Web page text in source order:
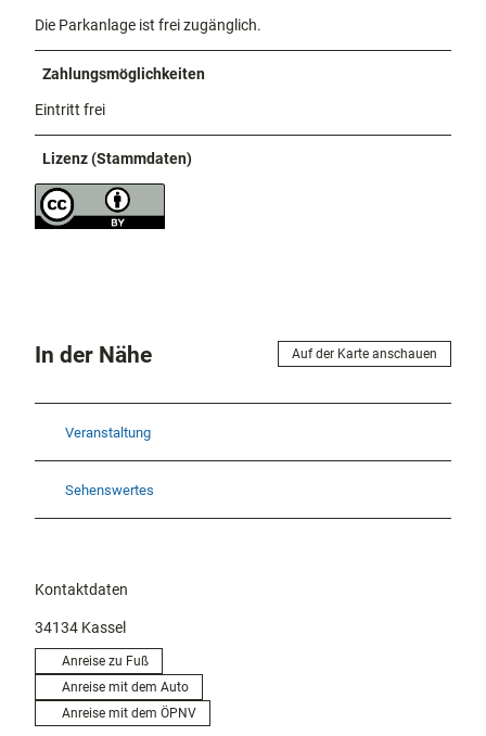
Die Parkanlage ist frei zugänglich.
Zahlungsmöglichkeiten
Eintritt frei
Lizenz (Stammdaten)
In der Nähe Auf der Karte anschauen
Veranstaltung
Sehenswertes
Kontaktdaten
34134 Kassel
Anreise zu Fuß
Anreise mit dem Auto
Anreise mit dem ÖPNV